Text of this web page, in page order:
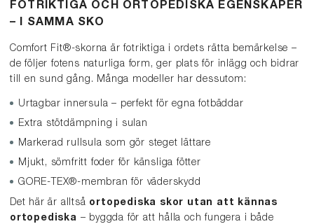
FOTRIKTIGA OCH ORTOPEDISKA EGENSKAPER
– I SAMMA SKO
Comfort Fit®-skorna är fotriktiga i ordets rätta bemärkelse –
de följer fotens naturliga form, ger plats för inlägg och bidrar
till en sund gång. Många modeller har dessutom:
Urtagbar innersula – perfekt för egna fotbäddar
Extra stötdämpning i sulan
Markerad rullsula som gör steget lättare
Mjukt, sömfritt foder för känsliga fötter
GORE-TEX®-membran för väderskydd
Det här är alltså ortopediska skor utan att kännas
ortopediska – byggda för att hålla och fungera i både